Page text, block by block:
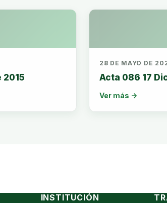
2015
28 DE MAYO DE
Acta 086 17
Ver más →
INSTITUCIÓN